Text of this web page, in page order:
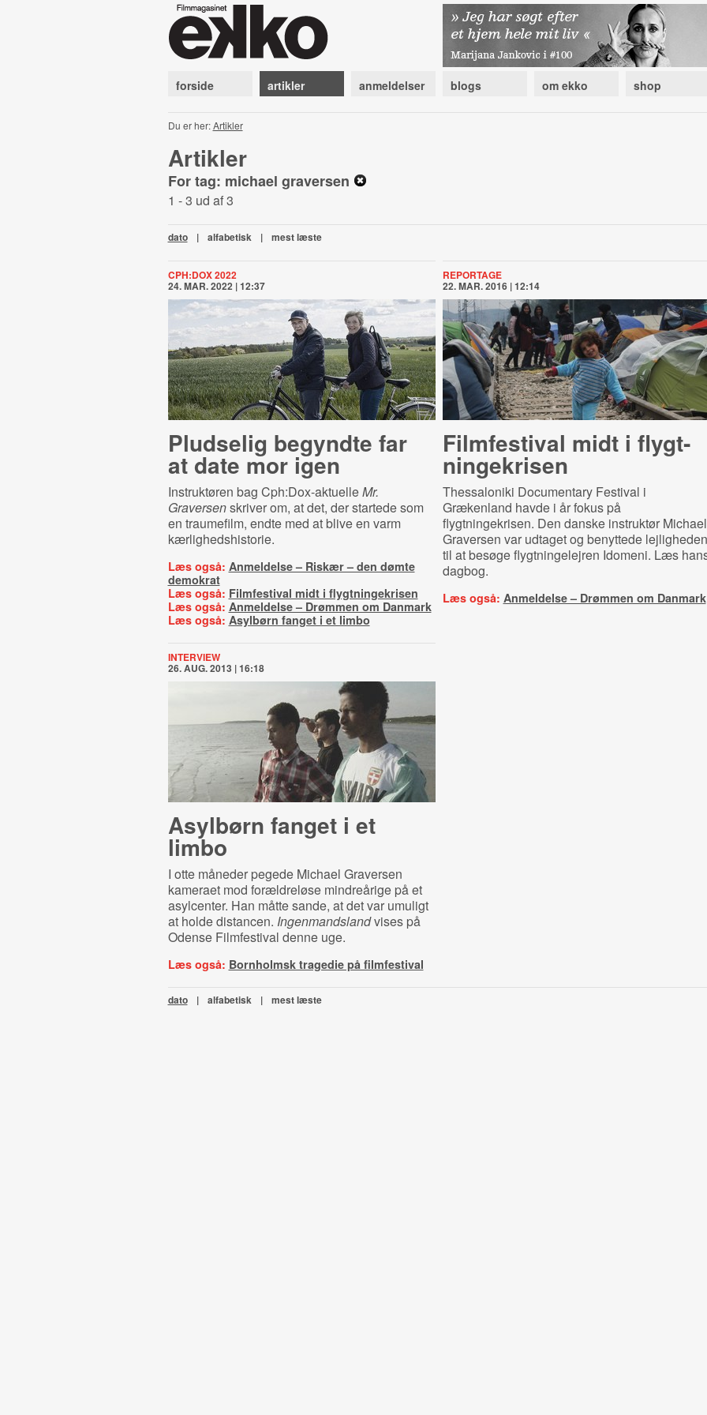
forside artikler anmeldelser blogs om ekko shop
Du er her:Artikler
Artikler
For tag: michael graversen
1 - 3 ud af 3
dato | alfabetisk | mest læste
CPH:DOX 2022
24. MAR. 2022 | 12:37
Pludselig begyndte far
at date mor igen
Instruktøren bag Cph:Dox-aktuelleMr.
Graversenskriver om, at det, der startede som
en traumefilm, endte med at blive en varm
kærlighedshistorie.
Læs også: Anmeldelse – Riskær – den dømte
demokrat
Læs også: Filmfestival midt i flygtningekrisen
Læs også: Anmeldelse – Drømmen om Danmark
Læs også: Asylbørn fanget i et limbo
REPORTAGE
22. MAR. 2016 | 12:14
Filmfestival midt i flygt­
nin­ge­kri­sen
Thessaloniki Documentary Festival i
Grækenland havde i år fokus på
flygtningekrisen. Den danske instruktør Michael
Graversen var udtaget og benyttede lejligheden
til at besøge flygtningelejren Idomeni. Læs
dagbog.
Læs også: Anmeldelse – Drømmen om Danmark
INTERVIEW
26. AUG. 2013 | 16:18
Asylbørn fanget i et
limbo
I otte måneder pegede Michael Graversen
kameraet mod forældreløse mindreårige på et
asylcenter. Han måtte sande, at det var umuligt
at holde distancen. Ingenmandslandvises på
Odense Filmfestival denne uge.
Læs også: Bornholmsk tragedie på filmfestival
dato | alfabetisk | mest læste